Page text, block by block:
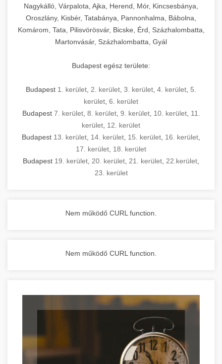
Nagykálló, Várpalota, Ajka, Herend, Mór, Kincsesbánya,
Oroszlány, Kisbér, Tatabánya, Pannonhalma, Bábolna,
Komárom, Tata, Pilisvörösvár, Bicske, Érd, Százhalombatta,
Martonvásár, Százhalombatta, Gyál
Budapest egész területe:
Budapest 1. kerület 2. kerület 3. kerület 4. kerület 5.
kerület 6. kerület
Budapest 7. kerület, 8. kerület, 9. kerület, 10. kerület, 11.
kerület 12. kerület
Budapest 13. kerület 14. kerület 15. kerület 16. kerület
17. kerület 18. kerület
Budapest 19. kerület 20. kerület 21. kerület 22.kerület
23. kerület
Nem működő CURL function.
Nem működő CURL function.